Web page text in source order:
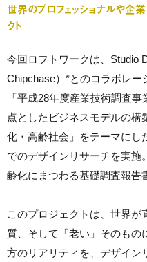
世界のプロフェッショナルや企
クト
今回ロフトワークは、Studio
Chipchase）*とのコラボレ
「平成28年度産業技術調査
点としたビジネスモデルの構
化・高齢社会」をテーマにし
でのデザインリサーチを実施
齢化にまつわる基礎調査報告
このプロジェクトは、世界が
質、そして「老い」そのもの
方のリアリティを、デザイン